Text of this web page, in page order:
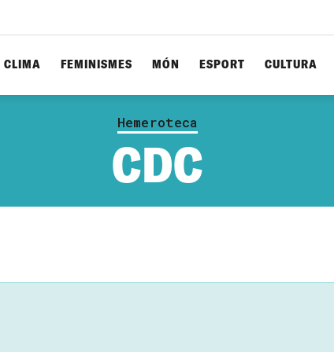
CLIMA FEMINISMES MÓN ESPORT CULTURA
Hemeroteca
CDC